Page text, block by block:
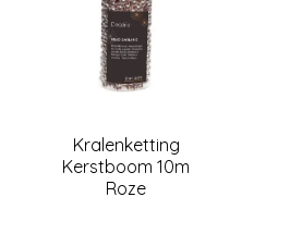
Kralenketting
Kerstboom 10m
Roze